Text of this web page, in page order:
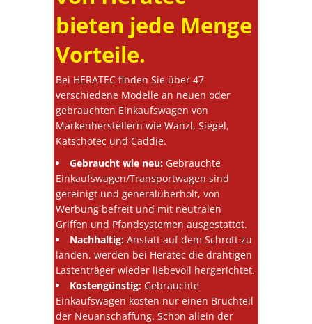
bieten jede Menge
Vorteile.
Bei HERATEC finden Sie über 47
verschiedene Modelle an neuen oder
gebrauchten Einkaufswagen von
Markenherstellern wie Wanzl, Siegel,
Katschotec und Caddie.
Gebraucht wie neu: Gebrauchte
Einkaufswagen/Transportwagen sind
gereinigt und generalüberholt, von
Werbung befreit und mit neutralen
Griffen und Pfandsystemen ausgestattet.
Nachhaltig: Anstatt auf dem Schrott zu
landen, werden bei Heratec die drahtigen
Lastenträger wieder liebevoll hergerichtet.
Kostengünstig: Gebrauchte
Einkaufswagen kosten nur einen Bruchteil
der Neuanschaffung. Schon allein der